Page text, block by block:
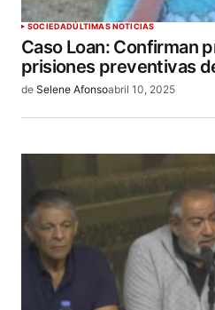
SOCIEDADÚLTIMAS NOTICIAS
Caso Loan: Confirman
prisiones preventivas
de Selene Afonsoabril 10, 2025